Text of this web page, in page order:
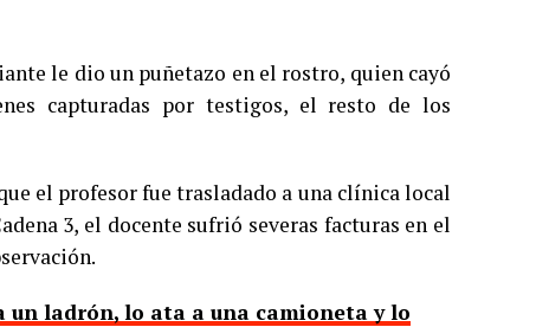
le dio un puñetazo en el rostro, quien cayó
capturadas por testigos, el resto de los
el profesor fue trasladado a una clínica local
3, el docente sufrió severas facturas en el
un ladrón, lo ata a una camioneta y lo